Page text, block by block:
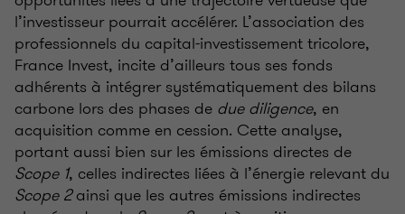
l’investisseur pourrait accélérer. L’association des
professionnels du capital-investissement tricolore,
France Invest, incite d’ailleurs tous ses fonds
adhérents à intégrer systématiquement des bilans
carbone lors des phases de due diligence, en
acquisition comme en cession. Cette analyse,
portant aussi bien sur les émissions directes de
Scope 1, celles indirectes liées à l’énergie relevant du
Scope 2ainsi que les autres émissions indirectes